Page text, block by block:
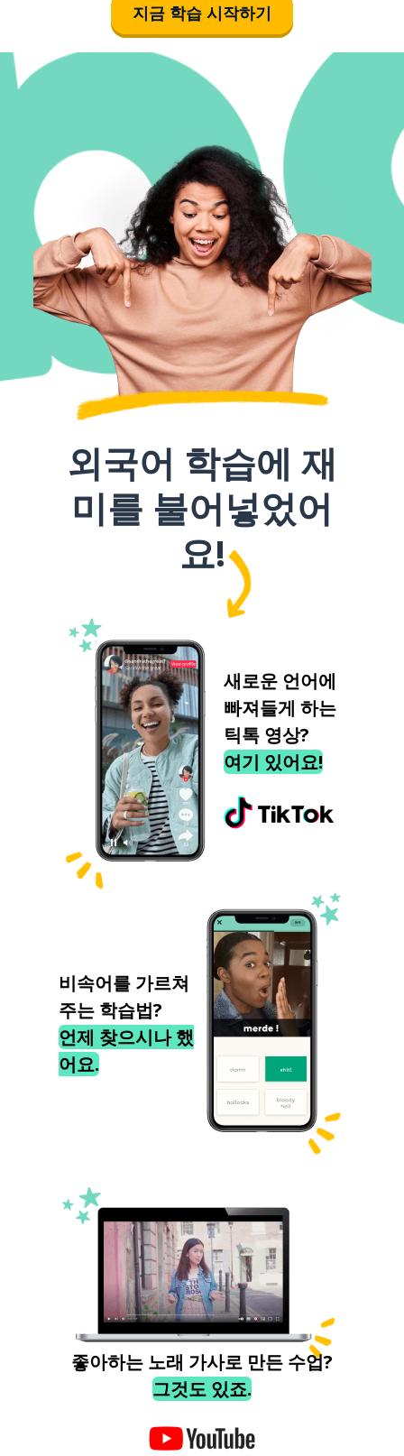
지금 학습 시작하기
외국어 학습에 재
미를 불어넣었어
요!
새로운 언어에
빠져들게 하는
틱톡 영상?
여기 있어요!
비속어를 가르쳐
주는 학습법?
언제 찾으시나 했
어요.
좋아하는 노래 가사로 만든 수업?
그것도 있죠.